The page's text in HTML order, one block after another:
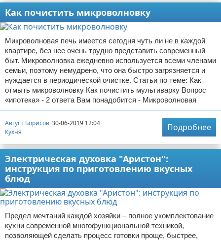
Как почистить микроволновку
Микроволновая печь имеется сегодня чуть ли не в каждой
квартире, без нее очень трудно представить современный
быт. Микроволновка ежедневно используется всеми членами
семьи, поэтому немудрено, что она быстро загрязняется и
нуждается в периодической очистке. Статьи по теме: Как
отмыть микроволновку Как почистить мультиварку Вопрос
«ипотека» - 2 ответа Вам понадобится - Микроволновая
Август Борисов 30-06-2019 12:04
Кухня
Подробнее
Электрическая духовка "Аристон":
инструкция по приготовлению вкусных
блюд
Предел мечтаний каждой хозяйки – полное укомплектование
кухни современной многофункциональной техникой,
позволяющей сделать процесс готовки проще, быстрее,